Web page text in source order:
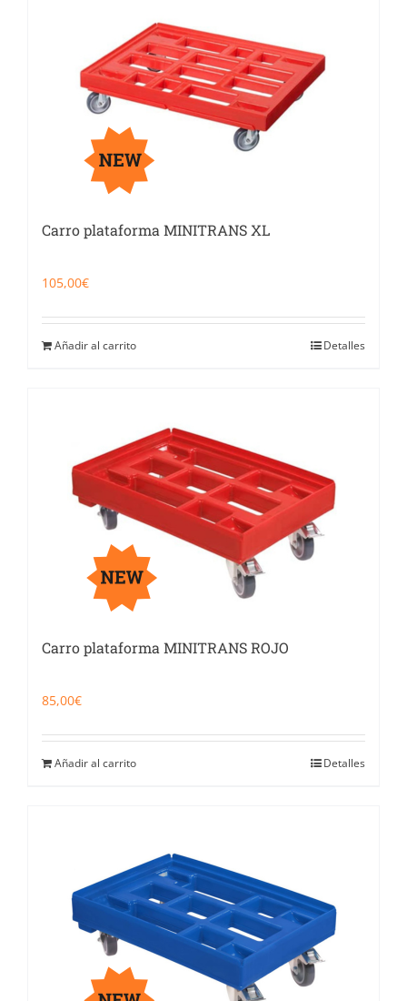
Food Service y Vending
Carro plataforma MINITRANS XL
105,00€
Añadir al carrito Detalles
Carro plataforma MINITRANS ROJO
85,00€
Añadir al carrito Detalles